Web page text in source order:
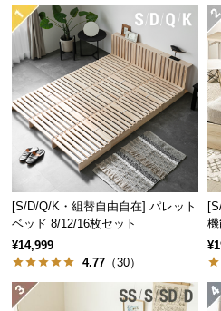
経
路
に
つ
い
て
返
キ
ャ
セ
[S/D/Q/K・組替自由自在] パレット
ベッド 8/12/16枚セット
¥14,999
4.77 （30）